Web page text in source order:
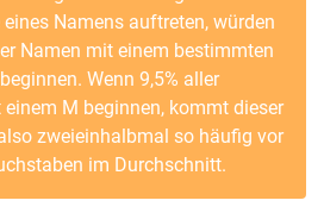
Namens auftreten, würden
Namen mit einem bestimmten
Wenn 9,5% aller
M beginnen, kommt dieser
zweieinhalbmal so häufig vor
im Durchschnitt.